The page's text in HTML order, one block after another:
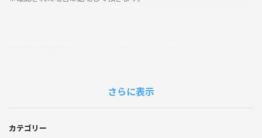
しませんか？🏛
さらに表示
カテゴリー